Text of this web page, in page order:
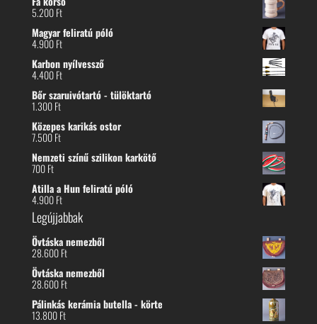
5.200Ft
Magyar feliratú póló
4.900Ft
Karbon nyílvessző
4.400Ft
Bőr szaruivótartó - tülöktartó
1.300Ft
Közepes karikás ostor
7.500Ft
Nemzeti színű szilikon karkötő
700Ft
Atilla a Hun feliratú póló
4.900Ft
Legújjabbak
Övtáska nemezből
28.600Ft
Övtáska nemezből
28.600Ft
Pálinkás kerámia butella - körte
13.800Ft